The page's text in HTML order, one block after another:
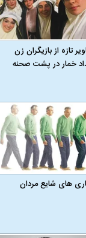
تازه از بازیگران زن
خمار در پشت صحنه
های شایع مردان
دوران قاجار چگونه